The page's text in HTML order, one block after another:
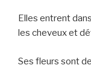
Elles entrent
les cheveux et
Ses fleurs sont